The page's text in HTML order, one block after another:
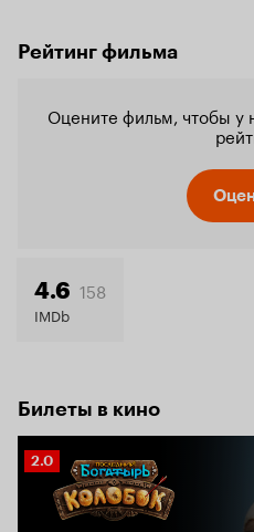
Рейтинг фильма
Оцените фильм, чтобы у
4.6 158
IMDb
Билеты в кино
Рейтинг
Кинопоиска
2.0